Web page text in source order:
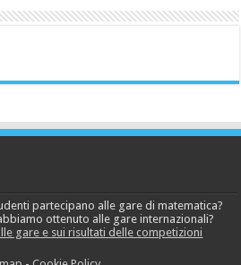
partecipano alle gare di matematica?
ottenuto alle gare internazionali?
gare e sui risultati delle competizioni